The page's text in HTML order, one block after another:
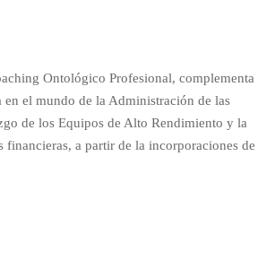
Ontológico Profesional, complementa
en el mundo de la Administración de las
de los Equipos de Alto Rendimiento y la
financieras, a partir de la incorporaciones de